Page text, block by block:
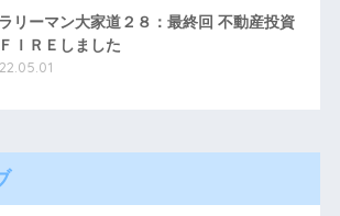
リーマン大家道２８：最終回 不動産投資
ＩＲＥしました